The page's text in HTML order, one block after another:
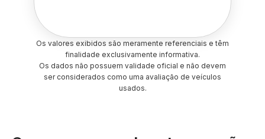
Os valores exibidos são meramente referenciais e têm
finalidade exclusivamente informativa.
Os dados não possuem validade oficial e não devem
ser considerados como uma avaliação de veículos
usados.